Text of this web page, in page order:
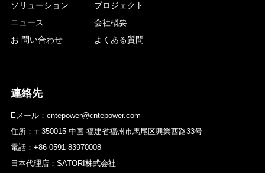
ソリューション
プロジェクト
ニュース
会社概要
お 問い合わせ
よくある質問
連絡先
Eメール：cntepower@cntepower.com
住所：〒350015 中国 福建省福州市馬尾区興業西路33号
電話：+86-0591-83970008
日本代理店：SATORI株式会社